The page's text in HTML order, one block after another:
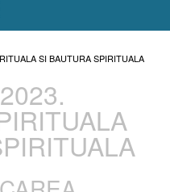
SI BAUTURA SPIRITUALA